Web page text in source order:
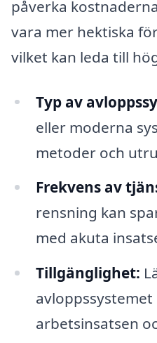
påverka
vara mer hektiska
vilket kan leda till
Typ av
eller moderna
metoder och
Frekvens av
rensning kan
med akuta
Tillgänglighet:
avloppssystemet
arbetsinsatsen